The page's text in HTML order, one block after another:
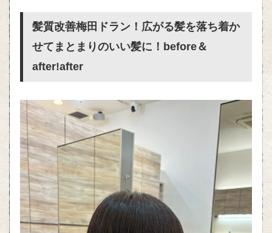
髪質改善梅田ドラン！広がる髪を落ち着か
せてまとまりのいい髪に！before＆
after!after